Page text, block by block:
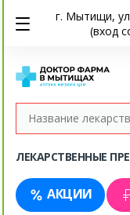
г. Мытищи,
(вход
ЛЕКАРСТВЕННЫЕ
АКЦИИ